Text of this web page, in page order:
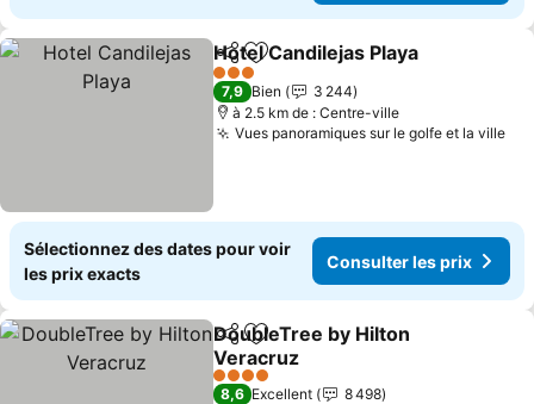
PartagerAjouter à mes favoris
Hotel Candilejas Playa
3 Étoiles
7,9 Bien
3 244
à 2.5 km de : Centre-ville
Vues panoramiques sur le golfe et la ville
Sélectionnez des dates pour voir
les prix exacts
Consulter les prix
PartagerAjouter à mes favoris
DoubleTree by Hilton
Veracruz
Consulter les prix
4 Étoiles
8,6 Excellent
8 498